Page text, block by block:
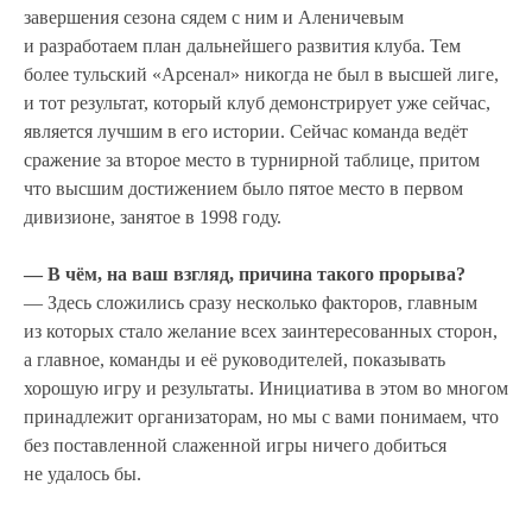
завершения сезона сядем с ним и Аленичевым
и разработаем план дальнейшего развития клуба. Тем
более тульский «Арсенал» никогда не был в высшей лиге,
и тот результат, который клуб демонстрирует уже сейчас,
является лучшим в его истории. Сейчас команда ведёт
сражение за второе место в турнирной таблице, притом
что высшим достижением было пятое место в первом
дивизионе, занятое в 1998 году.
— В чём, на ваш взгляд, причина такого прорыва?
— Здесь сложились сразу несколько факторов, главным
из которых стало желание всех заинтересованных сторон,
а главное, команды и её руководителей, показывать
хорошую игру и результаты. Инициатива в этом во многом
принадлежит организаторам, но мы с вами понимаем, что
без поставленной слаженной игры ничего добиться
не удалось бы.